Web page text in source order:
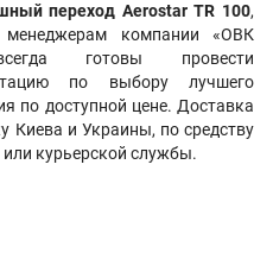
переход Aerostar TR 100,
компании «ОВК
готовы провести
по выбору лучшего
по доступной цене. Доставка
Киева и Украины, по средству
или курьерской службы.